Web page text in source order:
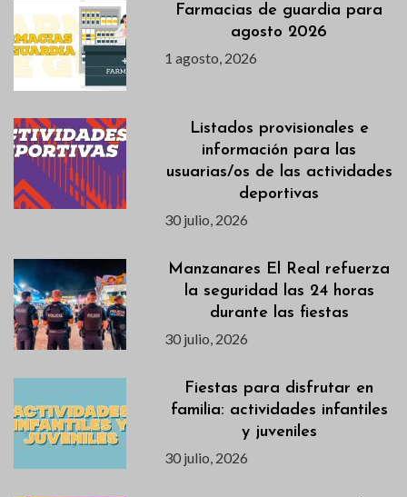
Farmacias de guardia para
agosto 2026
1 agosto, 2026
Listados provisionales e
información para las
usuarias/os de las actividades
deportivas
30 julio, 2026
Manzanares El Real refuerza
la seguridad las 24 horas
durante las fiestas
30 julio, 2026
Fiestas para disfrutar en
familia: actividades infantiles
y juveniles
30 julio, 2026